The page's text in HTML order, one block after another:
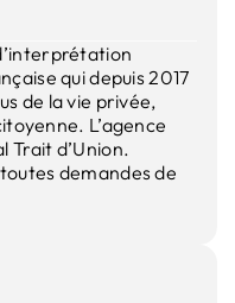
qui depuis 2017
de la vie privée,
L’agence
Trait d’Union.
demandes de